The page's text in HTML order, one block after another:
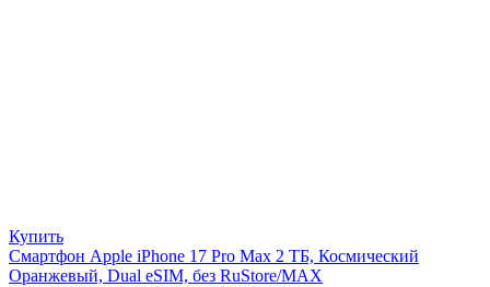
Купить
Смартфон Apple iPhone 17 Pro Max 2 ТБ, Космический
Оранжевый, Dual eSIM, без RuStore/MAX